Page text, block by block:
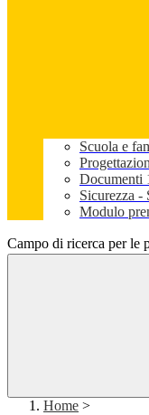
Scuola e
Documenti
Sicurezza
Modulo
Campo di ricerca per le
Home >